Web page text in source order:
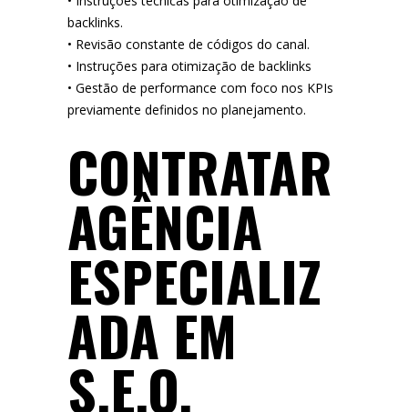
backlinks.
• Revisão constante de códigos do canal.
• Instruções para otimização de backlinks
• Gestão de performance com foco nos KPIs
previamente definidos no planejamento.
CONTRATAR
AGÊNCIA
ESPECIALIZ
ADA EM
S.E.O.